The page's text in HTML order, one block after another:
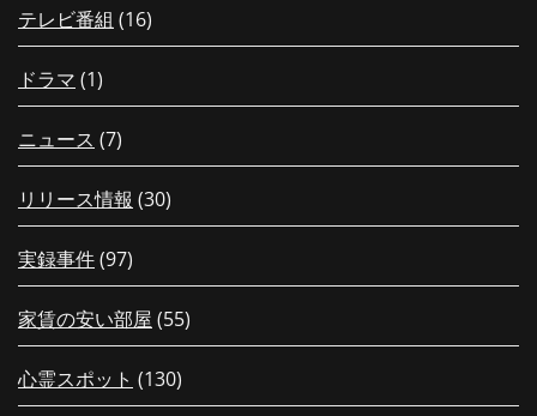
テレビ番組 (16)
ドラマ (1)
ニュース (7)
リリース情報 (30)
実録事件(97)
家賃の安い部屋 (55)
心霊スポット (130)